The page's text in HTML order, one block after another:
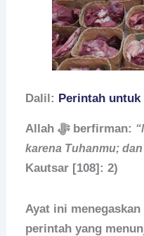
Dalil: Perintah
Allah ﷻ berfirman:
karena Tuhanmu;
Kautsar [108]: 2)
Ayat ini
perintah yang